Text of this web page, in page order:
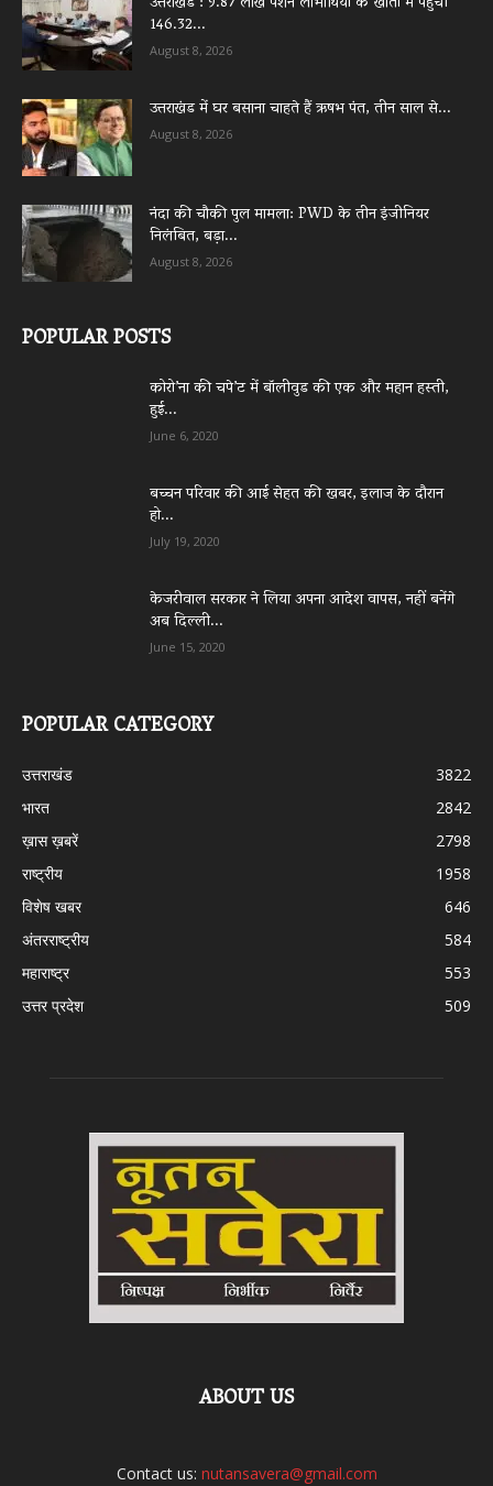
146.32...
August 8, 2026
उत्तराखंड में घर बसाना चाहते हैं ऋषभ पंत, तीन साल से...
August 8, 2026
नंदा की चौकी पुल मामला: PWD के तीन इंजीनियर
निलंबित, बड़ा...
August 8, 2026
POPULAR POSTS
कोरो’ना की चपे’ट में बॉलीवुड की एक और महान हस्ती,
हुई...
June 6, 2020
बच्चन परिवार की आई सेहत की खबर, इलाज के दौरान
हो...
July 19, 2020
केजरीवाल सरकार ने लिया अपना आदेश वापस, नहीं बनेंगे
अब दिल्ली...
June 15, 2020
POPULAR CATEGORY
उत्तराखंड
3822
भारत
2842
ख़ास ख़बरें
2798
राष्ट्रीय
1958
विशेष खबर
646
अंतरराष्ट्रीय
584
महाराष्ट्र
553
उत्तर प्रदेश
509
ABOUT US
Contact us: nutansavera@gmail.com